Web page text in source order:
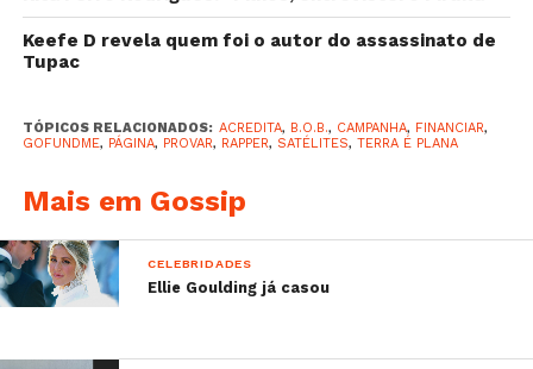
Keefe D revela quem foi o autor do assassinato de
Tupac
TÓPICOS RELACIONADOS: ACREDITA, B.O.B., CAMPANHA, FINANCIAR,
GOFUNDME, PÁGINA, PROVAR, RAPPER, SATÉLITES, TERRA É PLANA
Mais em Gossip
CELEBRIDADES
Ellie Goulding já casou